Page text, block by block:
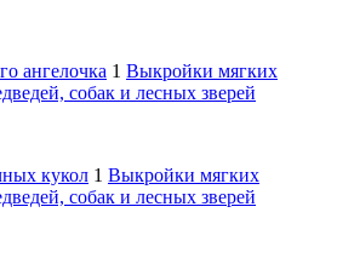
ангелочка 1 Выкройки мягких
собак и лесных зверей
кукол 1 Выкройки мягких
собак и лесных зверей